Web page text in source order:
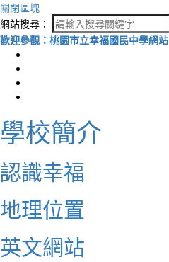
關閉區塊
網站搜尋：
歡迎參觀：桃園市立幸福國民中學網站
學校簡介
認識幸福
地理位置
英文網站